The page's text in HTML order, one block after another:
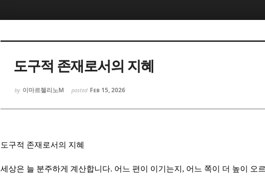
도구적 존재로서의 지혜
by 이마르첼리노M posted Feb 15, 2026
도구적 존재로서의 지혜
세상은 늘 분주하게 계산합니다. 어느 편이 이기는지 , 어느 쪽이 더 높이 오
Sketchbook5, 스케치북5
Sketchbook5, 스케치북5